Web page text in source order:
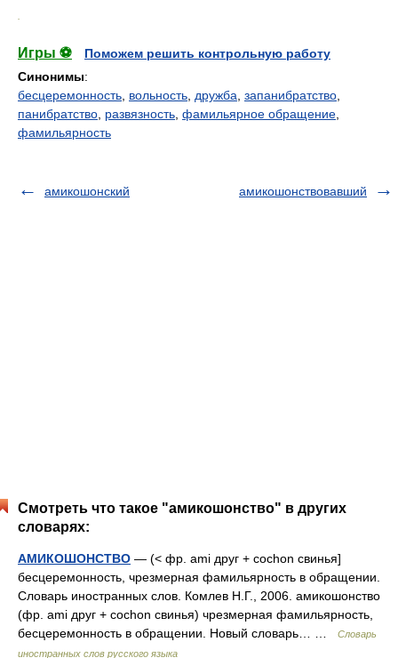
Игры ⚽
Поможем решить контрольную работу
Синонимы:
бесцеремонность вольность дружба запанибратство
панибратство развязность фамильярное обращение
фамильярность
амикошонский амикошонствовавший
Смотреть что такое "амикошонство" в других
словарях:
АМИКОШОНСТВО — (< фр. ami друг + cochon свинья]
бесцеремонность, чрезмерная фамильярность в обращении.
Словарь иностранных слов. Комлев Н.Г., 2006. амикошонство
(фр. ami друг + cochon свинья) чрезмерная фамильярность,
бесцеремонность в обращении. Новый словарь… …
Словарь
иностранных слов русского языка